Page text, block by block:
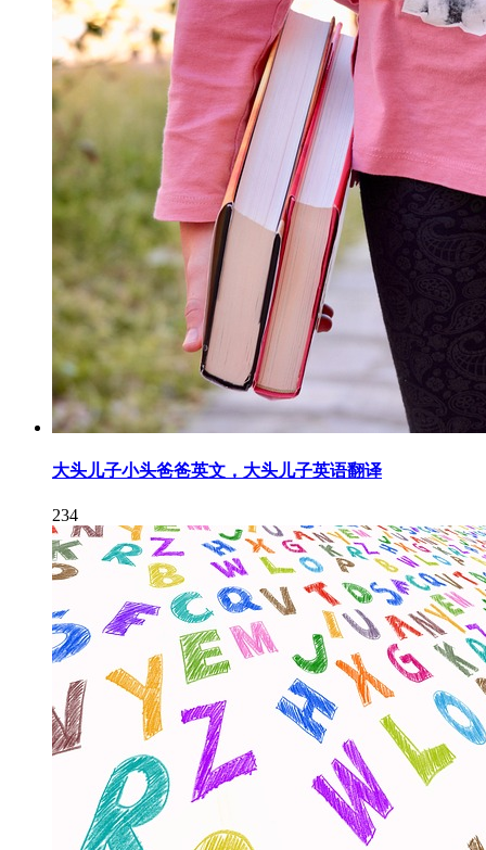
大头儿子小头爸爸英文，大头儿子英语翻译
234